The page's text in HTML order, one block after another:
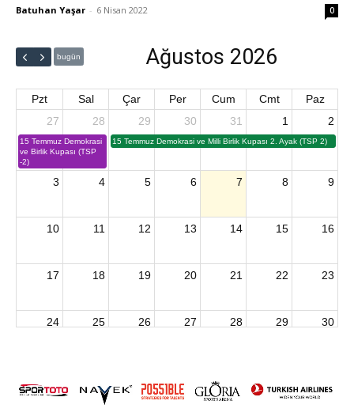
Batuhan Yaşar - 6 Nisan 2022 0
bugün Ağustos 2026
Pzt Sal Çar Per Cum Cmt
Paz
27
15 Temmuz Demokrasi
ve Birlik Kupası (TSP
-2)
28 29
15 Temmuz Demokrasi ve Milli Birlik Kupası 2. Ayak (TSP 2)
30 31 1 2
3 4 5 6 7 8 9
10 11 12 13 14 15 16
17 18 19 20 21 22 23
24 25 26 27 28 29 30